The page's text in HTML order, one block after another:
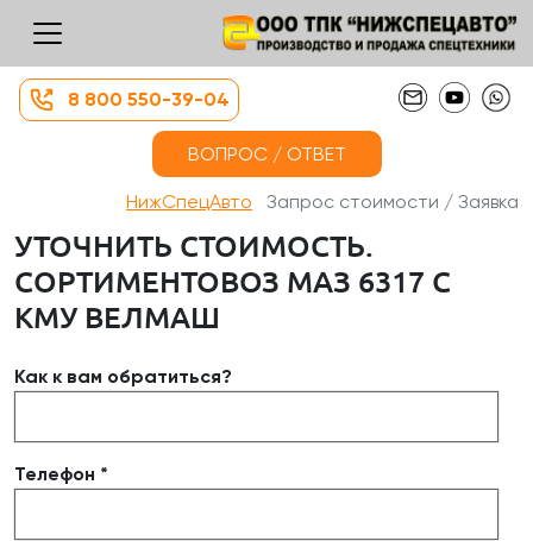
8 800 550-39-04
ВОПРОС / ОТВЕТ
НижСпецАвто Запрос стоимости / Заявка
УТОЧНИТЬ СТОИМОСТЬ.
СОРТИМЕНТОВОЗ МАЗ 6317 С
КМУ ВЕЛМАШ
Как к вам обратиться?
Телефон *